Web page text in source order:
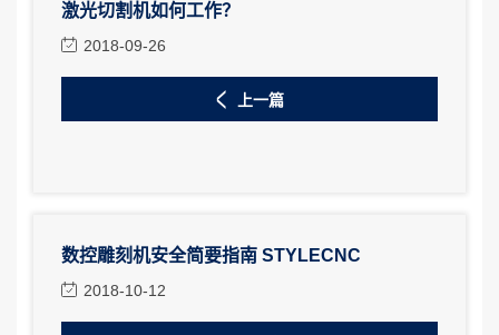
激光切割机如何工作？
2018-09-26
上一篇
数控雕刻机安全简要指南 STYLECNC
2018-10-12